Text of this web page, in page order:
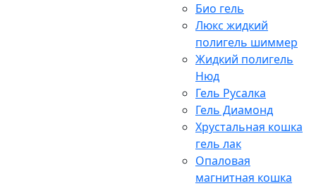
Био гель
Люкс жидкий
полигель шиммер
Жидкий полигель
Нюд
Гель Русалка
Гель Диамонд
Хрустальная кошка
гель лак
Опаловая
магнитная кошка